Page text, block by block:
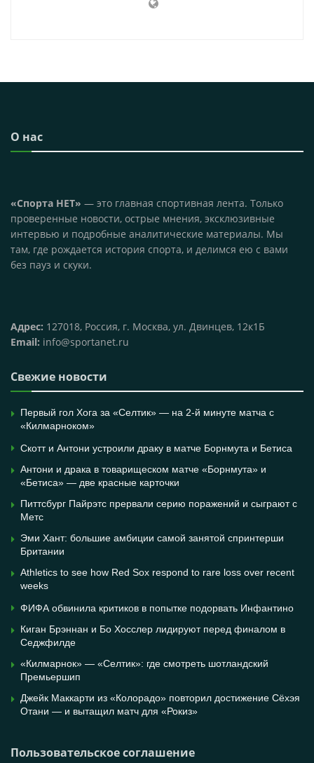
О нас
«Спорта НЕТ» — это главная спортивная лента. Только
проверенные новости, острые мнения, эксклюзивные
интервью и подробные аналитические материалы. Мы
там, где рождается история спорта, и делимся ею с вами
без пауз и скуки.
Адрес: 127018, Россия, г. Москва, ул. Двинцев, 12к1Б
Email: info@sportanet.ru
Свежие новости
Первый гол Хога за «Селтик» — на 2-й минуте матча с
«Килмарноком»
Скотт и Антони устроили драку в матче Борнмута и Бетиса
Антони и драка в товарищеском матче «Борнмута» и
«Бетиса» — две красные карточки
Питтсбург Пайрэтс прервали серию поражений и сыграют с
Метс
Эми Хант: большие амбиции самой занятой спринтерши
Британии
Athletics to see how Red Sox respond to rare loss over recent
weeks
ФИФА обвинила критиков в попытке подорвать Инфантино
Киган Брэннан и Бо Хосслер лидируют перед финалом в
Седжфилде
«Килмарнок» — «Селтик»: где смотреть шотландский
Премьершип
Джейк Маккарти из «Колорадо» повторил достижение Сёхэя
Отани — и вытащил матч для «Рокиз»
Пользовательское соглашение